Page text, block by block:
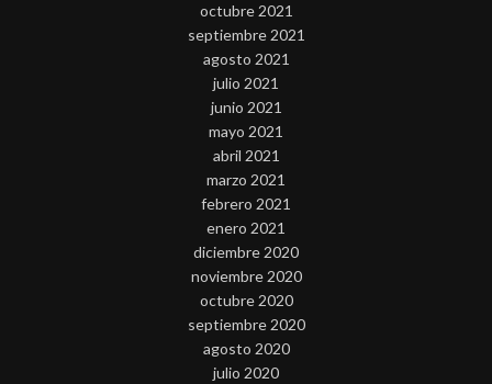
octubre 2021
septiembre 2021
agosto 2021
julio 2021
junio 2021
mayo 2021
abril 2021
marzo 2021
febrero 2021
enero 2021
diciembre 2020
noviembre 2020
octubre 2020
septiembre 2020
agosto 2020
julio 2020